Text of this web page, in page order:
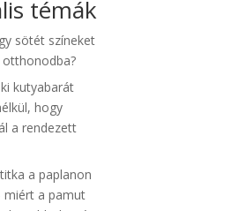
témák
sötét színeket
otthonodba?
kutyabarát
hogy
a rendezett
a paplanon
miért a pamut